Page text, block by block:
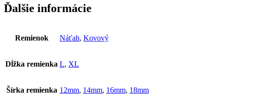
Ďalšie informácie
Remienok Náťah, Kovový
Dĺžka remienka L, XL
Šírka remienka 12mm, 14mm, 16mm, 18mm